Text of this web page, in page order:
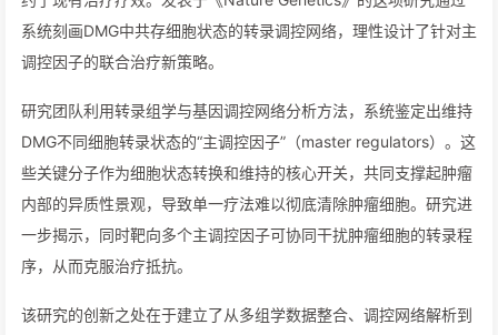
系统刻画DMG中共存细胞状态的转录调控网络，理性设计了针对主
调控因子的联合治疗新策略。
研究团队利用转录组学与基因调控网络分析方法，系统鉴定出维持
DMG不同细胞转录状态的“主调控因子”（master regulators）。这
些关键分子作为细胞状态转换和维持的核心开关，共同支撑起肿瘤
内部的异质性景观，导致单一疗法难以彻底清除肿瘤细胞。研究进
一步揭示，同时靶向多个主调控因子可协同干扰肿瘤细胞的转录程
序，从而克服治疗抵抗。
该研究的创新之处在于建立了从多组学数据整合、调控网络解析到